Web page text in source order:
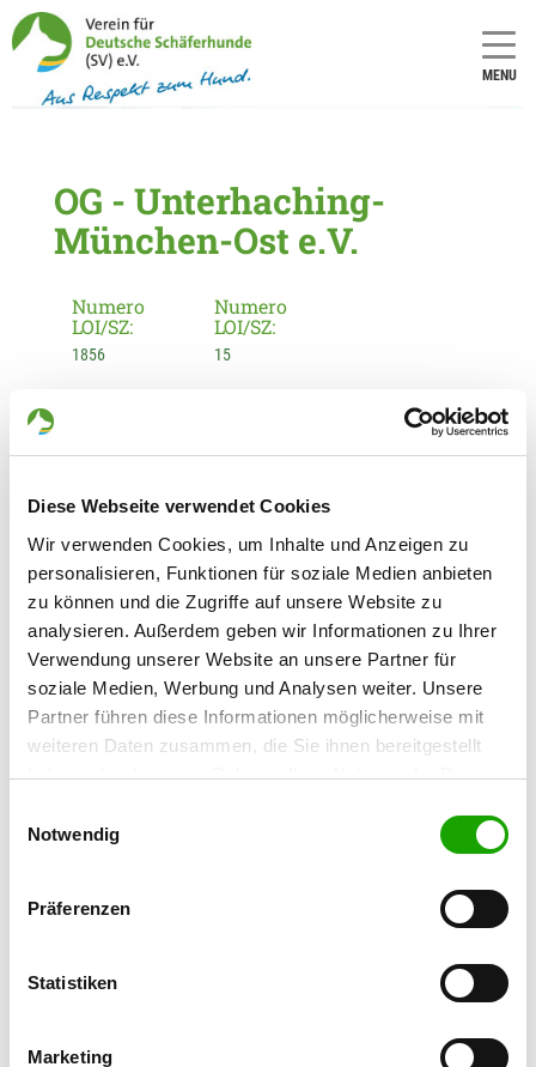
Diese Webseite verwendet Cookies
Wir verwenden Cookies, um Inhalte und Anzeigen zu
personalisieren, Funktionen für soziale Medien anbieten
zu können und die Zugriffe auf unsere Website zu
analysieren. Außerdem geben wir Informationen zu Ihrer
Verwendung unserer Website an unsere Partner für
soziale Medien, Werbung und Analysen weiter. Unsere
Partner führen diese Informationen möglicherweise mit
weiteren Daten zusammen, die Sie ihnen bereitgestellt
haben oder die sie im Rahmen Ihrer Nutzung der Dienste
Cookies, wenn Sie unsere Webseite weiterhin nutzen.
Notwendig
Präferenzen
Statistiken
Marketing
MENU
OG - Unterhaching-
München-Ost e.V.
Numero
LOI/SZ:
1856
Numero
LOI/SZ:
15
Unterhaching-München-Ost e.V.
Kontakt:
Neubiberger Str. 11
81737 München
Übungsplatz:
Bibergerstr. 92
82008 Unterhaching
E-Mail:
georg@bruecklmaier.de
www.og-unterhaching.de
Faehrte, Unterordnung, Schutzdienst
Übungszeiten im Sommer:
Samstag